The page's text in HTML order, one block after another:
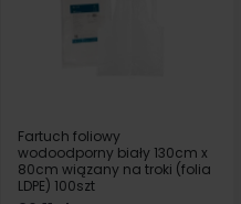
Fartuch foliowy
wodoodporny biały 130cm x
80cm wiązany na troki (folia
LDPE) 100szt